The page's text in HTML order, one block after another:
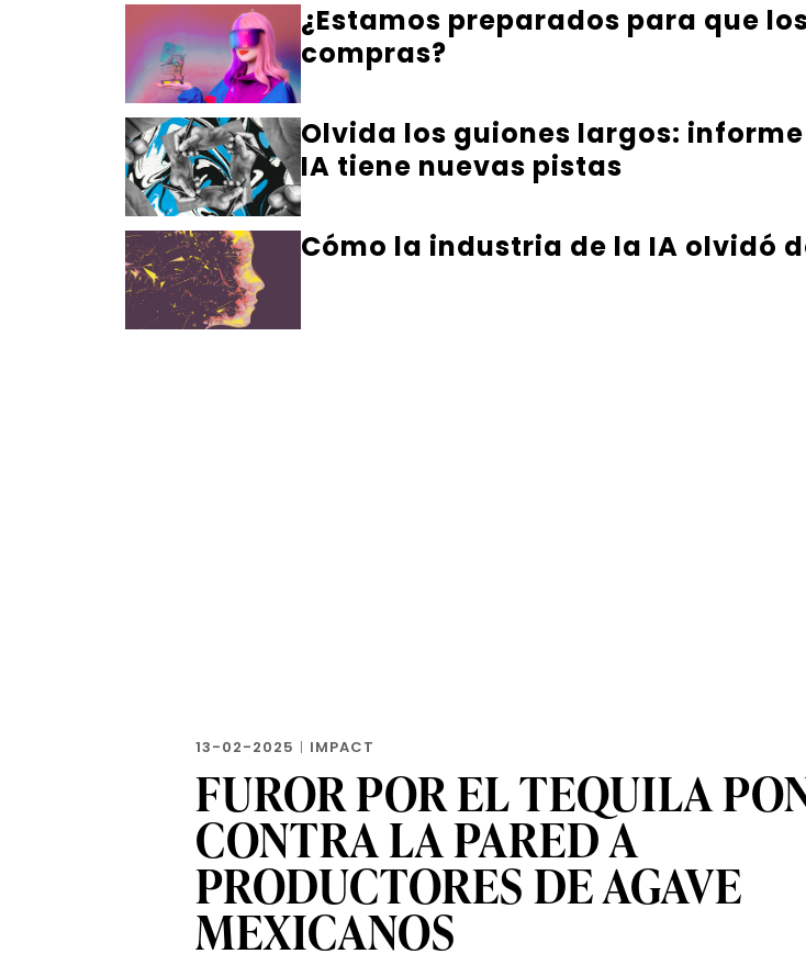
¿Estamos preparados para que
compras?
Olvida los guiones largos:
IA tiene nuevas pistas
Cómo la industria de la IA olvidó
13-02-2025 | IMPACT
FUROR POR EL TEQUILA
CONTRA LA PARED A
PRODUCTORES DE AGAVE
MEXICANOS